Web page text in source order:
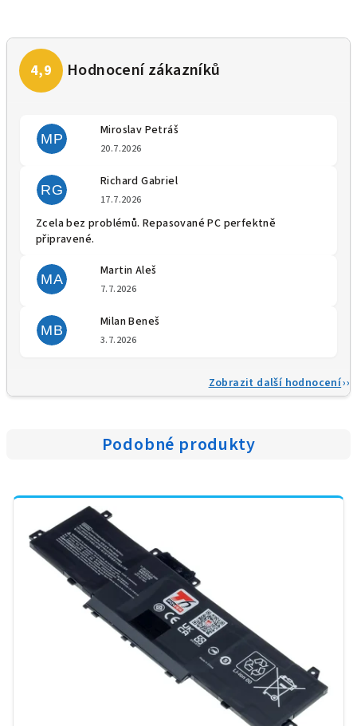
MP
Miroslav Petráš
20.7.2026
RG
Richard Gabriel
17.7.2026
Zcela bez problémů. Repasované PC perfektně
připravené.
MA
Martin Aleš
7.7.2026
MB
Milan Beneš
3.7.2026
Zobrazit další hodnocení
Podobné produkty